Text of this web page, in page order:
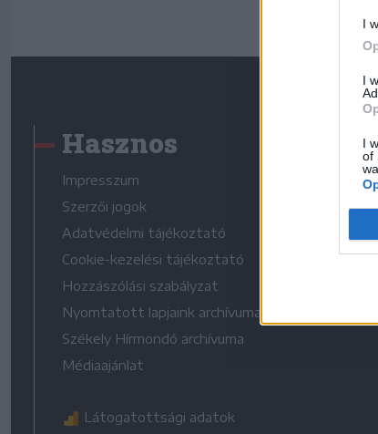
I
I
I
of
Hasznos
Impresszum
Szerzői jogok
Adatvédelmi tájékoztató
Cookie-kezelési tájékoztató
Hozzászólási szabályzat
Nyomtatott lapjaink archívuma
Székely Hírmondó archívuma
Médiaajánlat
Látogatottsági adatok